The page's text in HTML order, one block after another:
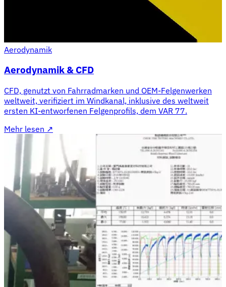
Aerodynamik
Aerodynamik & CFD
CFD, genutzt von Fahrradmarken und OEM-Felgenwerken
weltweit, verifiziert im Windkanal, inklusive des weltweit
ersten KI-entworfenen Felgenprofils, dem VAR 77.
Mehr lesen ↗